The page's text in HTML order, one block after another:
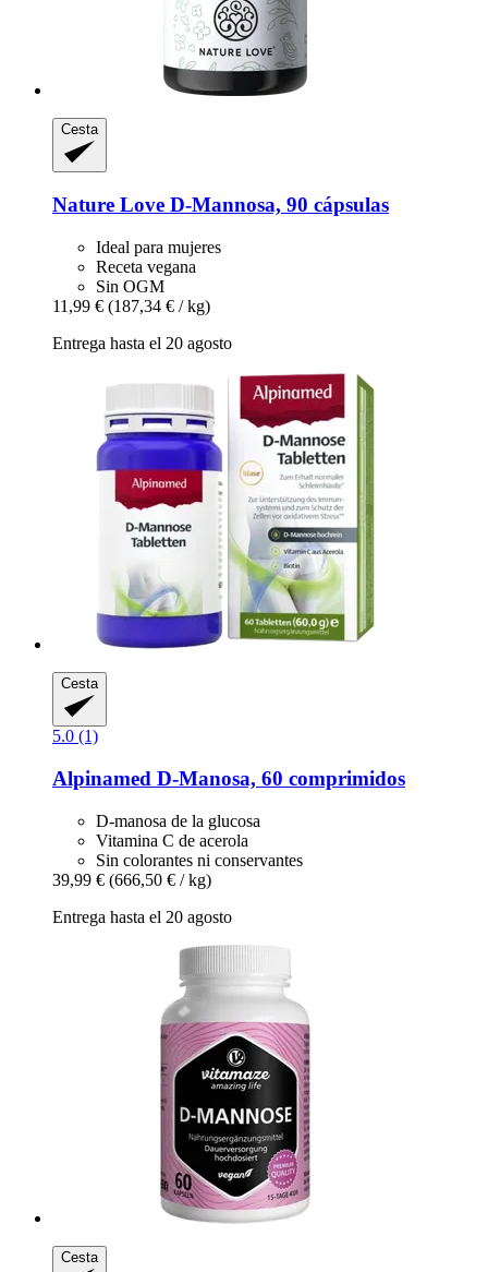
Cesta
Nature Love D-​Mannosa, 90 cápsulas
Ideal para mujeres
Receta vegana
Sin OGM
11,99 € (187,34 € / kg)
Entrega hasta el 20 agosto
Cesta
5.0 (1)
Alpinamed D-​Manosa, 60 comprimidos
D-manosa de la glucosa
Vitamina C de acerola
Sin colorantes ni conservantes
39,99 € (666,50 € / kg)
Entrega hasta el 20 agosto
Cesta